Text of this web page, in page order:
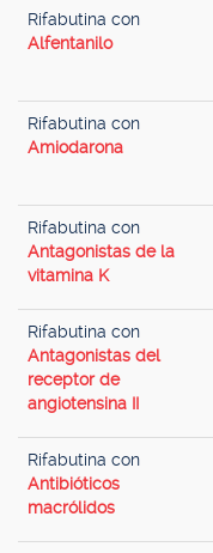
Rifabutina con
Alfentanilo
Rifabutina con
Amiodarona
Rifabutina con
Antagonistas de la
vitamina K
Rifabutina con
Antagonistas del
receptor de
angiotensina II
Rifabutina con
Antibióticos
macrólidos